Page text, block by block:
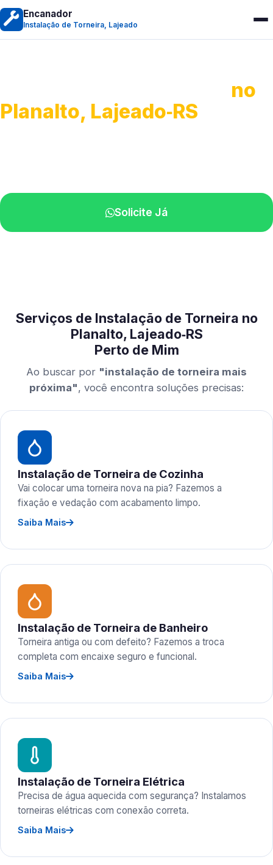
Encanador
Instalação de Torneira, Lajeado
no
Planalto, Lajeado‑RS
Solicite Já
Serviços de Instalação de Torneira no
Planalto, Lajeado‑RS
Perto de Mim
Ao buscar por "instalação de torneira mais
próxima", você encontra soluções precisas:
Instalação de Torneira de Cozinha
Vai colocar uma torneira nova na pia? Fazemos a
fixação e vedação com acabamento limpo.
Saiba Mais
Instalação de Torneira de Banheiro
Torneira antiga ou com defeito? Fazemos a troca
completa com encaixe seguro e funcional.
Saiba Mais
Instalação de Torneira Elétrica
Precisa de água aquecida com segurança? Instalamos
torneiras elétricas com conexão correta.
Saiba Mais